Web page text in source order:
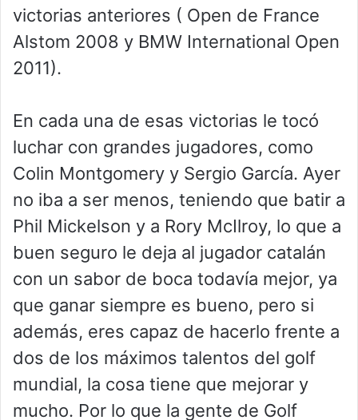
victorias anteriores ( Open de France
Alstom 2008 y BMW International Open
2011).
En cada una de esas victorias le tocó
luchar con grandes jugadores, como
Colin Montgomery y Sergio García. Ayer
no iba a ser menos, teniendo que batir a
Phil Mickelson y a Rory McIlroy, lo que a
buen seguro le deja al jugador catalán
con un sabor de boca todavía mejor, ya
que ganar siempre es bueno, pero si
además, eres capaz de hacerlo frente a
dos de los máximos talentos del golf
mundial, la cosa tiene que mejorar y
mucho. Por lo que la gente de Golf